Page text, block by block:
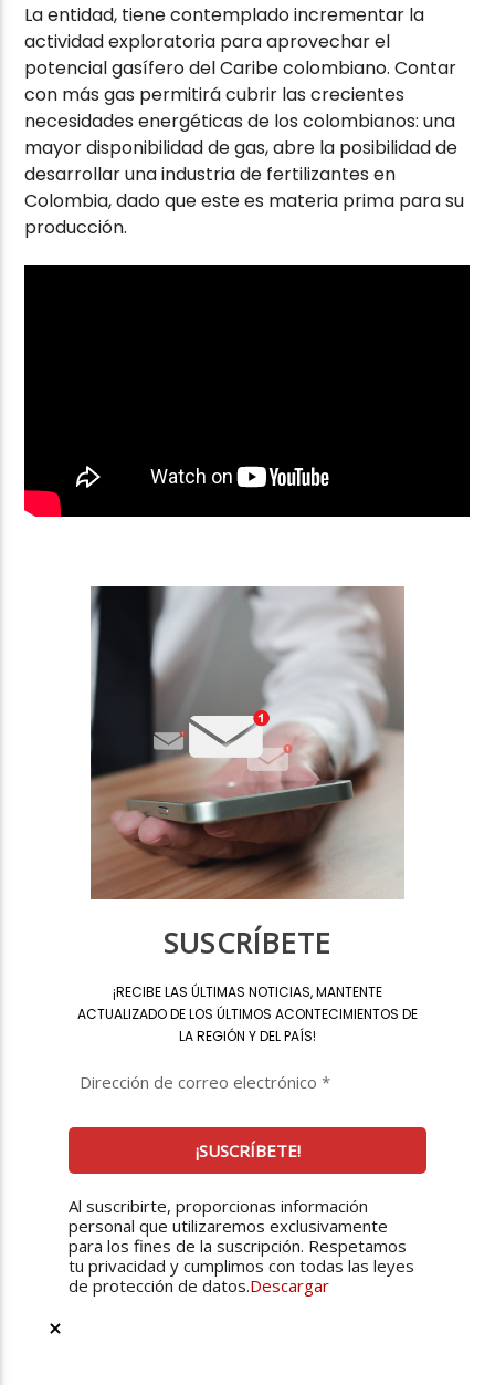
La entidad, tiene contemplado incrementar la
actividad exploratoria para aprovechar el
potencial gasífero del Caribe colombiano. Contar
con más gas permitirá cubrir las crecientes
necesidades energéticas de los colombianos: una
mayor disponibilidad de gas, abre la posibilidad de
desarrollar una industria de fertilizantes en
Colombia, dado que este es materia prima para su
producción.
SUSCRÍBETE
¡RECIBE LAS ÚLTIMAS NOTICIAS, MANTENTE
ACTUALIZADO DE LOS ÚLTIMOS ACONTECIMIENTOS DE
LA REGIÓN Y DEL PAÍS!
Al suscribirte, proporcionas información
personal que utilizaremos exclusivamente
para los fines de la suscripción. Respetamos
tu privacidad y cumplimos con todas las leyes
de protección de datos.Descargar